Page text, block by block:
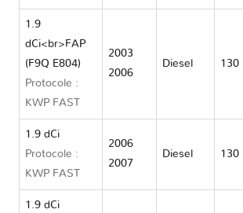
1.9
dCi<br>FAP
(F9Q E804)
Protocole :
KWP FAST
2003
2006
Diesel 130
1.9 dCi
Protocole :
KWP FAST
2006
2007
Diesel 130
1.9 dCi